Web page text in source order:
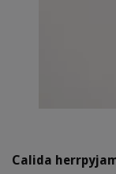
Calida